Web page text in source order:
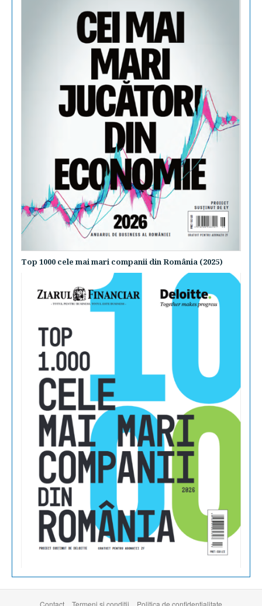
Top 1000 cele mai mari companii din România (2025)
Contact Termeni şi condiţii Politica de confidențialitate